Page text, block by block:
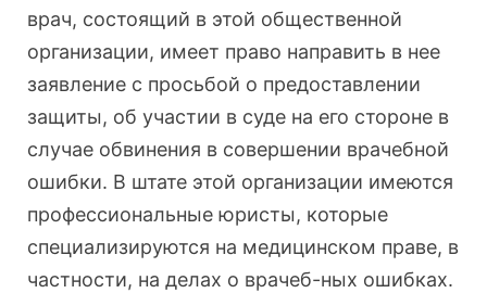
врач, состоящий в этой общественной
организации, имеет право направить в нее
заявление с просьбой о предоставлении
защиты, об участии в суде на его стороне в
случае обвинения в совершении врачебной
ошибки. В штате этой организации имеются
профессиональные юристы, которые
специализируются на медицинском праве, в
частности, на делах о врачеб-ных ошибках.